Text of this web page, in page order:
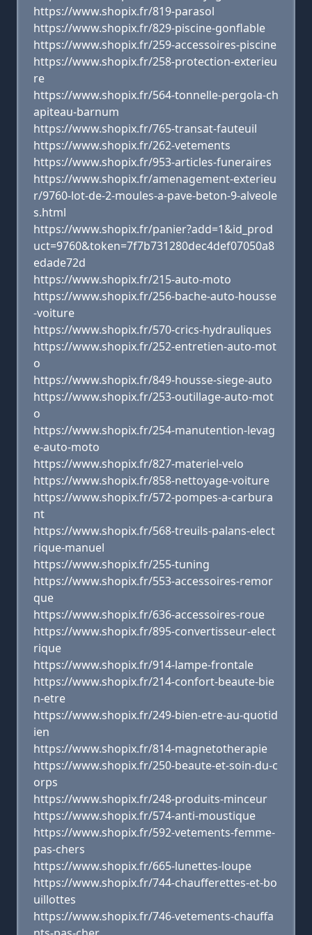
https://www.shopix.fr/819-parasol
https://www.shopix.fr/829-piscine-gonflable
https://www.shopix.fr/259-accessoires-piscine
https://www.shopix.fr/258-protection-exterieu
re
https://www.shopix.fr/564-tonnelle-pergola-ch
apiteau-barnum
https://www.shopix.fr/765-transat-fauteuil
https://www.shopix.fr/262-vetements
https://www.shopix.fr/953-articles-funeraires
https://www.shopix.fr/amenagement-exterieu
r/9760-lot-de-2-moules-a-pave-beton-9-alveole
s.html
https://www.shopix.fr/panier?add=1&id_prod
uct=9760&token=7f7b731280dec4def07050a8
edade72d
https://www.shopix.fr/215-auto-moto
https://www.shopix.fr/256-bache-auto-housse
-voiture
https://www.shopix.fr/570-crics-hydrauliques
https://www.shopix.fr/252-entretien-auto-mot
o
https://www.shopix.fr/849-housse-siege-auto
https://www.shopix.fr/253-outillage-auto-mot
o
https://www.shopix.fr/254-manutention-levag
e-auto-moto
https://www.shopix.fr/827-materiel-velo
https://www.shopix.fr/858-nettoyage-voiture
https://www.shopix.fr/572-pompes-a-carbura
nt
https://www.shopix.fr/568-treuils-palans-elect
rique-manuel
https://www.shopix.fr/255-tuning
https://www.shopix.fr/553-accessoires-remor
que
https://www.shopix.fr/636-accessoires-roue
https://www.shopix.fr/895-convertisseur-elect
rique
https://www.shopix.fr/914-lampe-frontale
https://www.shopix.fr/214-confort-beaute-bie
n-etre
https://www.shopix.fr/249-bien-etre-au-quotid
ien
https://www.shopix.fr/814-magnetotherapie
https://www.shopix.fr/250-beaute-et-soin-du-c
orps
https://www.shopix.fr/248-produits-minceur
https://www.shopix.fr/574-anti-moustique
https://www.shopix.fr/592-vetements-femme-
pas-chers
https://www.shopix.fr/665-lunettes-loupe
https://www.shopix.fr/744-chaufferettes-et-bo
uillottes
https://www.shopix.fr/746-vetements-chauffa